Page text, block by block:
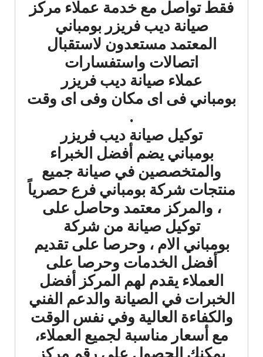
فقط تواصل مع خدمة عملاء مركز
صيانة ديب فريزر بومباني
المعتمد مستعدون لاستقبال
اتصالات واستفسارات
عملاء صيانة ديب فريزر
بومباني فى اى مكان وفى اى وقت
.
توكيل صيانة ديب فريزر
بومباني يضم أفضل الخبراء
والمتخصصين في صيانة جميع
منتجات شركة بومباني فرع حصرياً
، والمركز معتمد وحاصل على
توكيل صيانة من شركة
بومباني الام ، وحرصا على تقديم
أفضل الخدمات وحرصا على
العملاء يقدم لهم المركز أفضل
الخبرات في الصيانة والدعم الفني
والكفاءة العالية وفي نفس الوقت
مع أسعار مناسبة لجميع العملاء،